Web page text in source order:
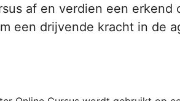
af en verdien een
een drijvende kracht in de